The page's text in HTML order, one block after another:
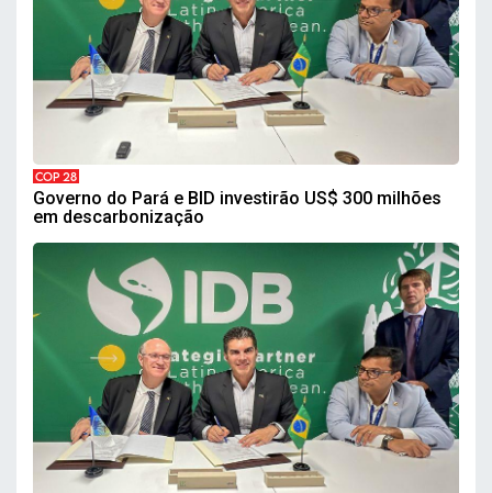
COP 28
Governo do Pará e BID investirão US$ 300 milhões
em descarbonização